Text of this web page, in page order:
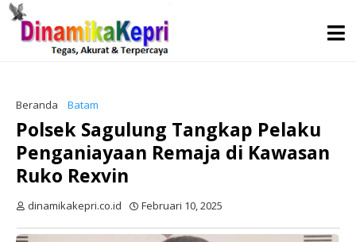
Beranda Batam
Polsek Sagulung Tangkap Pelaku
Penganiayaan Remaja di Kawasan
Ruko Rexvin
dinamikakepri.co.id Februari 10, 2025